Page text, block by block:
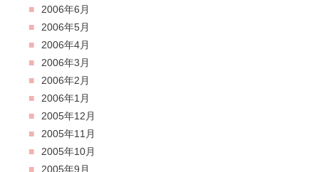
2006年6月
2006年5月
2006年4月
2006年3月
2006年2月
2006年1月
2005年12月
2005年11月
2005年10月
2005年9月